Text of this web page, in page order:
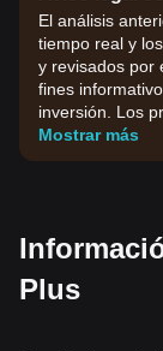
El análisis
tiempo real y
y revisados por
fines
inversión. Los
volátiles. Toma
tolerancia al
Mostrar más
Plus